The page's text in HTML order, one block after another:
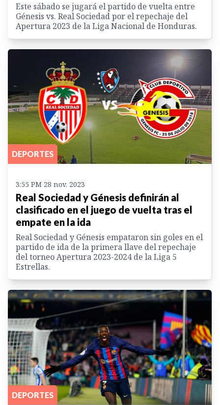
Este sábado se jugará el partido de vuelta entre
Génesis vs. Real Sociedad por el repechaje del
Apertura 2023 de la Liga Nacional de Honduras.
DEPORTES
3:55 PM 28 nov. 2023
Real Sociedad y Génesis definirán al
clasificado en el juego de vuelta tras el
empate en la ida
Real Sociedad y Génesis empataron sin goles en el
partido de ida de la primera llave del repechaje
del torneo Apertura 2023-2024 de la Liga 5
Estrellas.
DEPORTES